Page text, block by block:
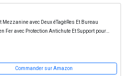
Mezzanine avec Deux éTagèRes Et Bureau
Fer avec Protection Antichute Et Support pour
Commander sur Amazon